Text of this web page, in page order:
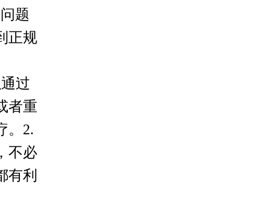
题
正规
过
者重
。2.
不必
有利